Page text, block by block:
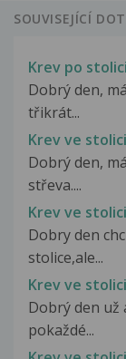
SOUVISEJÍCÍ
Krev po stolici
Dobrý den,
třikrát...
Krev ve stolici
Dobrý den,
střeva....
Krev ve stolici
Dobry den
stolice,ale...
Krev ve stolici
Dobrý den už
pokaždé...